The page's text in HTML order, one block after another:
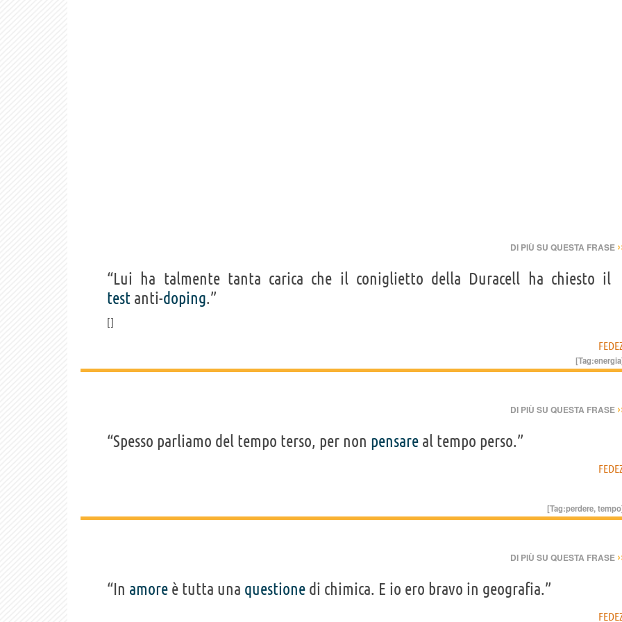
DI PIÙ SU QUESTA FRASE
“Lui ha talmente tanta carica che il coniglietto della Duracell ha chiesto il
test anti-doping.”
[Tag:energia
DI PIÙ SU QUESTA FRASE
“Spesso parliamo del tempo terso, per non pensare al tempo perso.”
[Tag:perdere,tempo
DI PIÙ SU QUESTA FRASE
“In amore è tutta una questione di chimica. E io ero bravo in geografia.”